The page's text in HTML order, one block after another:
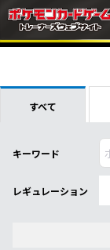
すべて
キーワード
レギュレーション